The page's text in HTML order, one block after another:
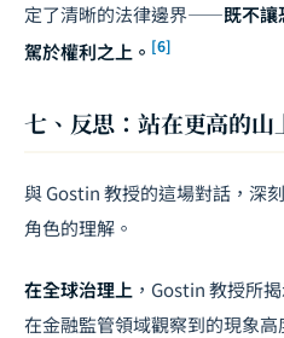
定了清晰的法律邊界——既不
駕於權利之上。 [6]
七、反思：站在更高的山
與 Gostin 教授的這場對話，深
角色的理解。
在全球治理上 ，Gostin 教授所
在金融監管領域觀察到的現象